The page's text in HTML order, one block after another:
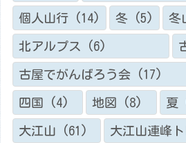
個人山行 (14) 冬 (5) 冬
北アルプス (6)
古屋でがんばろう会 (17)
四国 (4) 地図 (8) 夏
大江山 (61) 大江山連峰